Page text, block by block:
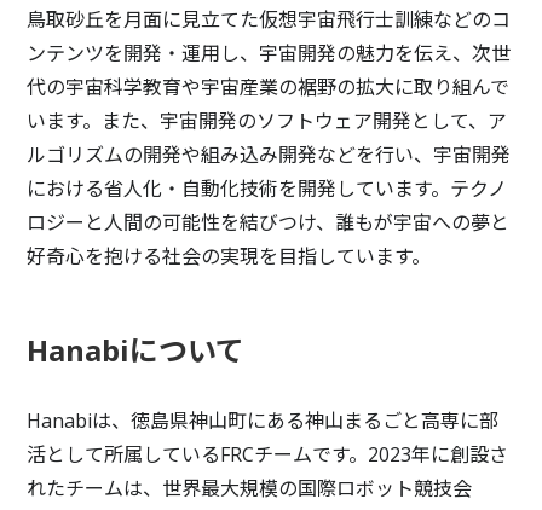
鳥取砂丘を月面に見立てた仮想宇宙飛行士訓練などのコ
ンテンツを開発・運用し、宇宙開発の魅力を伝え、次世
代の宇宙科学教育や宇宙産業の裾野の拡大に取り組んで
います。また、宇宙開発のソフトウェア開発として、ア
ルゴリズムの開発や組み込み開発などを行い、宇宙開発
における省人化・自動化技術を開発しています。テクノ
ロジーと人間の可能性を結びつけ、誰もが宇宙への夢と
好奇心を抱ける社会の実現を目指しています。
Hanabiについて
Hanabiは、徳島県神山町にある神山まるごと高専に部
活として所属しているFRCチームです。2023年に創設さ
れたチームは、世界最大規模の国際ロボット競技会